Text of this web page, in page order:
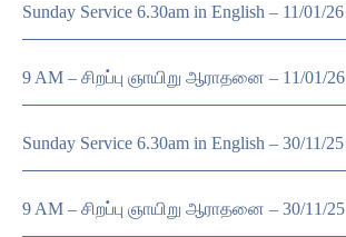
Sunday Service 6.30am in English – 11/01/26
9 AM – சிறப்பு ஞாயிறு ஆராதனை – 11/01/26
Sunday Service 6.30am in English – 30/11/25
9 AM – சிறப்பு ஞாயிறு ஆராதனை – 30/11/25